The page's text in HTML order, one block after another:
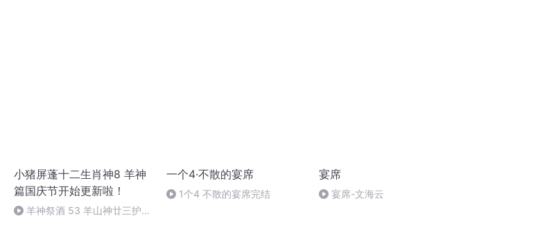
小猪屏蓬十二生肖神8 羊神
篇国庆节开始更新啦！
羊神祭酒 53 羊山神廿三护祭
一个4·不散的宴席
1个4 不散的宴席完结
宴席
宴席-文海云